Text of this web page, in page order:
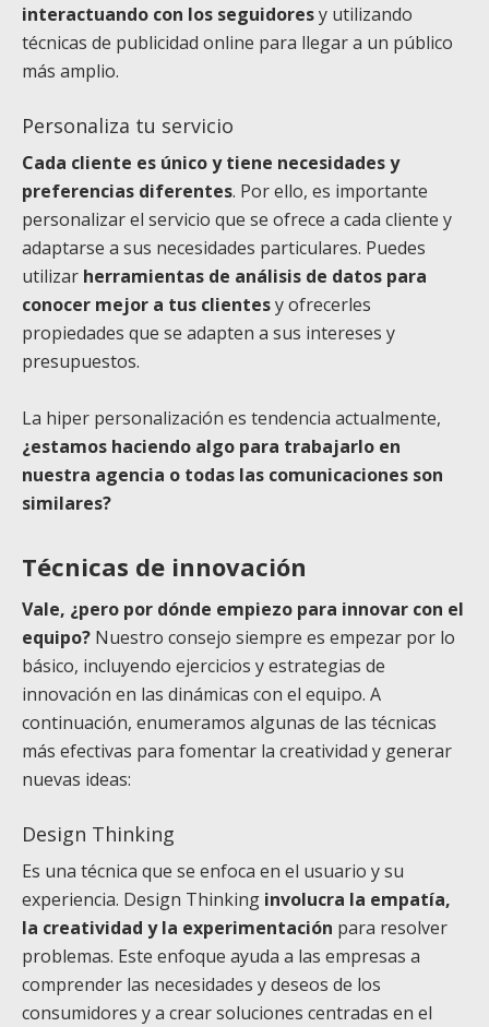
interactuando con los seguidoresy utilizando
técnicas de publicidad online para llegar a un público
más amplio.
Personaliza tu servicio
Cada cliente es único y tiene necesidades y
preferencias diferentes. Por ello, es importante
personalizar el servicio que se ofrece a cada cliente y
adaptarse a sus necesidades particulares. Puedes
utilizar herramientas de análisis de datos para
conocer mejor a tus clientesy ofrecerles
propiedades que se adapten a sus intereses y
presupuestos.
La hiper personalización es tendencia actualmente,
¿estamos haciendo algo para trabajarlo en
nuestra agencia o todas las comunicaciones son
similares?
Técnicas de innovación
Vale, ¿pero por dónde empiezo para innovar con el
equipo? Nuestro consejo siempre es empezar por lo
básico, incluyendo ejercicios y estrategias de
innovación en las dinámicas con el equipo. A
continuación, enumeramos algunas de las técnicas
más efectivas para fomentar la creatividad y generar
nuevas ideas:
Design Thinking
Es una técnica que se enfoca en el usuario y su
experiencia. Design Thinking involucra la empatía,
la creatividad y la experimentación para resolver
problemas. Este enfoque ayuda a las empresas a
comprender las necesidades y deseos de los
consumidores y a crear soluciones centradas en el